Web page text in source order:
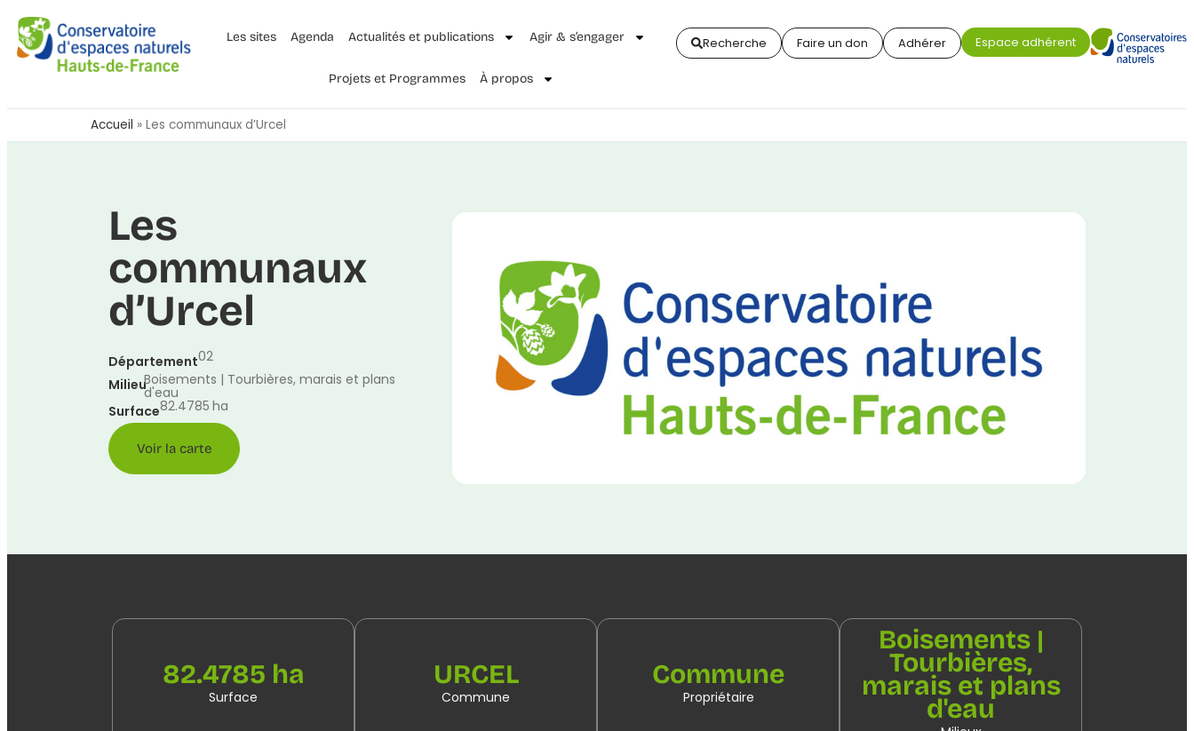
Les sites Agenda Actualités et publications Agir & s’engager
Projets et Programmes À propos
Recherche Faire un don Adhérer Espace adhérent
Accueil » Les communaux d’Urcel
Les
communaux
d’Urcel
Département02
MilieuBoisements | Tourbières, marais et plans
d'eau
Surface82.4785 ha
Voir la carte
82.4785 ha
Surface
URCEL
Commune
Commune
Propriétaire
Boisements |
Tourbières,
marais et plans
d'eau